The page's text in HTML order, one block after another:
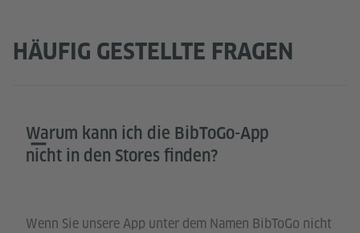
HÄUFIG GESTELLTE FRAGEN
Warum kann ich die BibToGo-App
nicht in den Stores finden?
Wenn Sie unsere App unter dem Namen BibToGo nicht